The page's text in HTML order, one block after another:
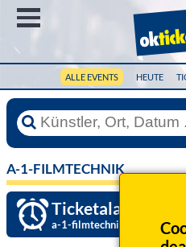
ALLE EVENTS HEUTE
A-1-FILMTECHNIK
Ticketalarm
a-1-filmtechnik